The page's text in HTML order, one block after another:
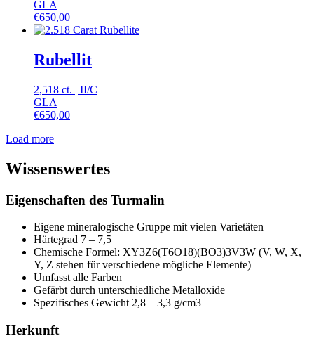
GLA
€650,00
Rubellit
2,518 ct. | II/C
GLA
€650,00
Load more
Wissenswertes
Eigenschaften des Turmalin
Eigene mineralogische Gruppe mit vielen Varietäten
Härtegrad 7 – 7,5
Chemische Formel: XY3Z6(T6O18)(BO3)3V3W (V, W, X,
Y, Z stehen für verschiedene mögliche Elemente)
Umfasst alle Farben
Gefärbt durch unterschiedliche Metalloxide
Spezifisches Gewicht 2,8 – 3,3 g/cm3
Herkunft